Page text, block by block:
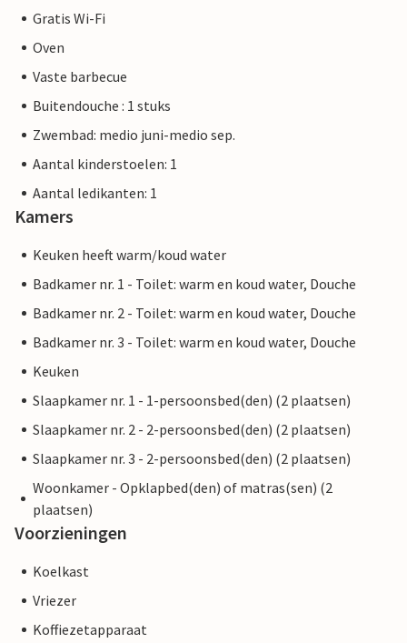
Gratis Wi-Fi
Oven
Vaste barbecue
Buitendouche : 1 stuks
Zwembad: medio juni-medio sep.
Aantal kinderstoelen: 1
Aantal ledikanten: 1
Kamers
Keuken heeft warm/koud water
Badkamer nr. 1 - Toilet: warm en koud water, Douche
Badkamer nr. 2 - Toilet: warm en koud water, Douche
Badkamer nr. 3 - Toilet: warm en koud water, Douche
Keuken
Slaapkamer nr. 1 - 1-persoonsbed(den) (2 plaatsen)
Slaapkamer nr. 2 - 2-persoonsbed(den) (2 plaatsen)
Slaapkamer nr. 3 - 2-persoonsbed(den) (2 plaatsen)
Woonkamer - Opklapbed(den) of matras(sen) (2
plaatsen)
Voorzieningen
Koelkast
Vriezer
Koffiezetapparaat